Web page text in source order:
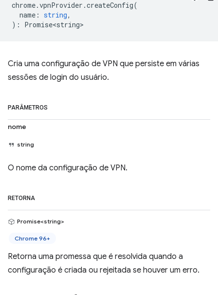
chrome.vpnProvider .createConfig(
name : string,
) : Promise<string>
Cria uma configuração de VPN que persiste em várias
sessões de login do usuário.
PARÂMETROS
nome
string
O nome da configuração de VPN.
RETORNA
Promise<string>
Chrome 96+
Retorna uma promessa que é resolvida quando a
configuração é criada ou rejeitada se houver um erro.